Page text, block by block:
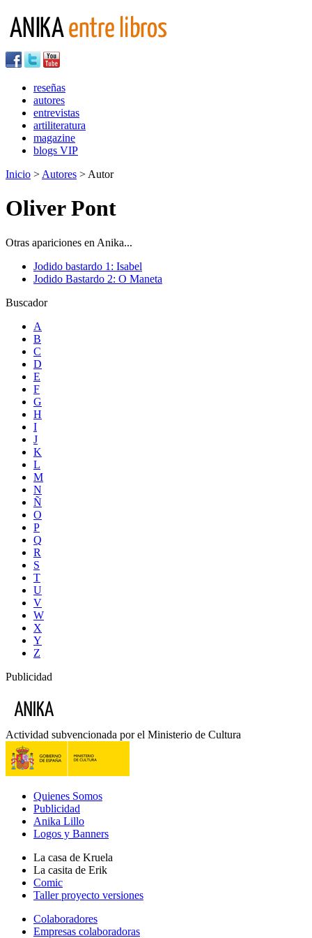
reseñas
autores
entrevistas
artiliteratura
magazine
blogs VIP
Inicio > Autores > Autor
Oliver Pont
Otras apariciones en Anika...
Jodido bastardo 1: Isabel
Jodido Bastardo 2: O Maneta
Buscador
A
B
C
D
E
F
G
H
I
J
K
L
M
N
Ñ
O
P
Q
R
S
T
U
V
W
X
Y
Z
Publicidad
Actividad subvencionada por el Ministerio de Cultura
Quienes Somos
Publicidad
Anika Lillo
Logos y Banners
La casa de Kruela
La casita de Erik
Comic
Taller proyecto versiones
Colaboradores
Empresas colaboradoras